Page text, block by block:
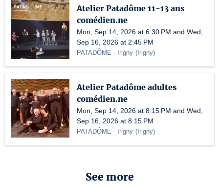
Atelier Patadôme 11-13 ans
comédien.ne
Mon, Sep 14, 2026 at 6:30 PM and Wed,
Sep 16, 2026 at 2:45 PM
PATADÔME - Irigny ( Irigny)
Atelier Patadôme adultes
comédien.ne
Mon, Sep 14, 2026 at 8:15 PM and Wed,
Sep 16, 2026 at 8:15 PM
PATADÔME - Irigny ( Irigny)
See more